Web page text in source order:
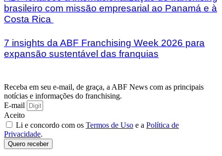
brasileiro com missão empresarial ao Panamá e à
Costa Rica
7 insights da ABF Franchising Week 2026 para
expansão sustentável das franquias
Receba em seu e-mail, de graça, a ABF News com as principais
notícias e informações do franchising.
E-mail
Aceito
Li e concordo com os Termos de Uso e a Política de
Privacidade.
Quero receber